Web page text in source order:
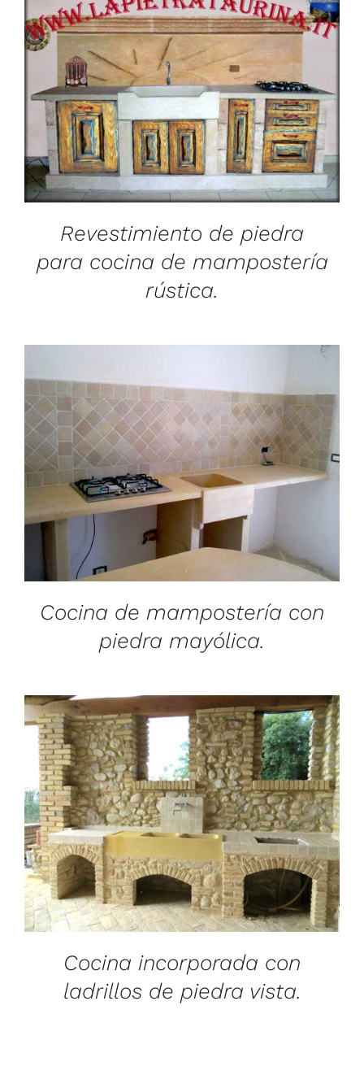
/
DETAILS
Revestimiento de piedra
para cocina de mampostería
rústica.
/
DETAILS
Cocina de mampostería con
piedra mayólica.
/
DETAILS
Cocina incorporada con
ladrillos de piedra vista.